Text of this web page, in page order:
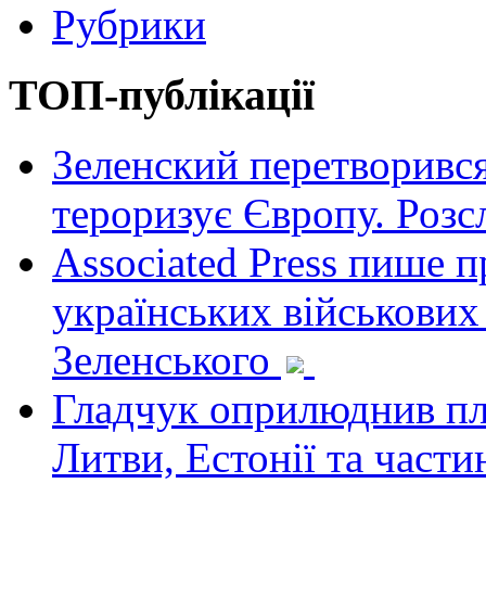
Рубрики
ТОП-публікації
Зеленский
тероризує Європу.
Associated Press пише
українських
Зеленського
Гладчук оприлюднив
Литви, Естонії та